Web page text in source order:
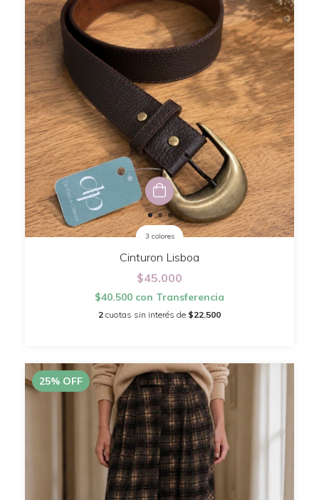
3 colores
Cinturon Lisboa
$45.000
$40.500 con Transferencia
2 cuotas sin interés de $22.500
25% OFF